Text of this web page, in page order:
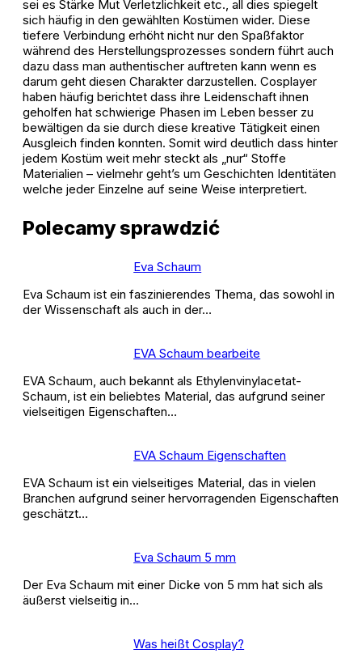
sei es Stärke Mut Verletzlichkeit etc., all dies spiegelt
sich häufig in den gewählten Kostümen wider. Diese
tiefere Verbindung erhöht nicht nur den Spaßfaktor
während des Herstellungsprozesses sondern führt auch
dazu dass man authentischer auftreten kann wenn es
darum geht diesen Charakter darzustellen. Cosplayer
haben häufig berichtet dass ihre Leidenschaft ihnen
geholfen hat schwierige Phasen im Leben besser zu
bewältigen da sie durch diese kreative Tätigkeit einen
Ausgleich finden konnten. Somit wird deutlich dass hinter
jedem Kostüm weit mehr steckt als „nur“ Stoffe
Materialien – vielmehr geht’s um Geschichten Identitäten
welche jeder Einzelne auf seine Weise interpretiert.
Polecamy sprawdzić
Eva Schaum
Eva Schaum ist ein faszinierendes Thema, das sowohl in
der Wissenschaft als auch in der…
EVA Schaum bearbeite
EVA Schaum, auch bekannt als Ethylenvinylacetat-
Schaum, ist ein beliebtes Material, das aufgrund seiner
vielseitigen Eigenschaften…
EVA Schaum Eigenschaften
EVA Schaum ist ein vielseitiges Material, das in vielen
Branchen aufgrund seiner hervorragenden Eigenschaften
geschätzt…
Eva Schaum 5 mm
Der Eva Schaum mit einer Dicke von 5 mm hat sich als
äußerst vielseitig in…
Was heißt Cosplay?